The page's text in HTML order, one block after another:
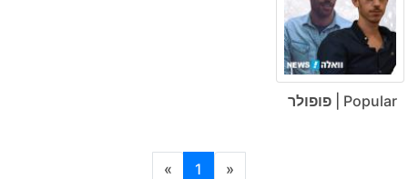
Popular | פופולר
«
1
»